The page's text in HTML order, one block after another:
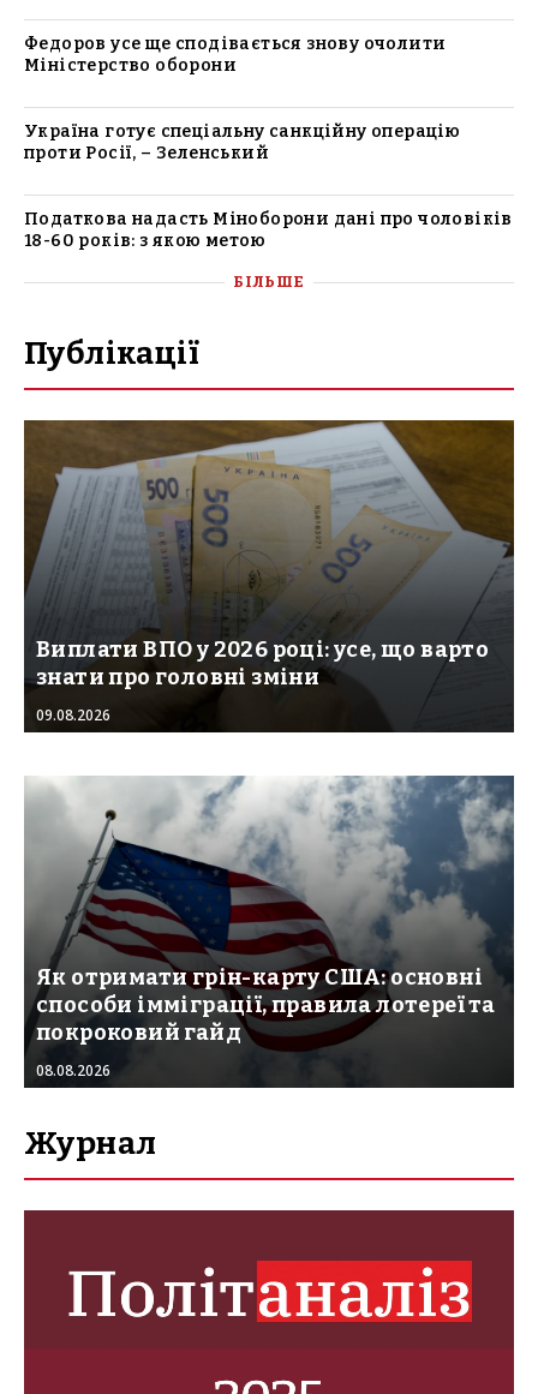
Федоров усе ще сподівається знову очолити
Міністерство оборони
Україна готує спеціальну санкційну операцію
проти Росії, – Зеленський
Податкова надасть Міноборони дані про чоловіків
18-60 років: з якою метою
БІЛЬШЕ
Публікації
Виплати ВПО у 2026 році: усе, що варто
знати про головні зміни
09.08.2026
Як отримати грін-карту США: основні
способи імміграції, правила лотереї та
покроковий гайд
08.08.2026
Журнал